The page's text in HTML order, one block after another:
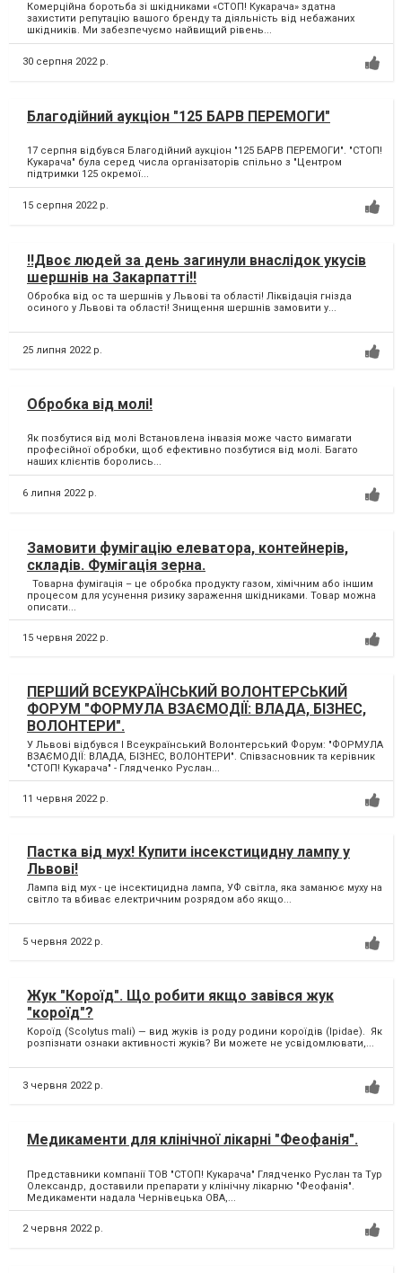
Комерційна боротьба зі шкідниками «СТОП! Кукарача» здатна
захистити репутацію вашого бренду та діяльність від небажаних
шкідників. Ми забезпечуємо найвищий рівень...
30 серпня 2022 р.
Благодійний аукціон "125 БАРВ ПЕРЕМОГИ"
17 серпня відбувся Благодійний аукціон "125 БАРВ ПЕРЕМОГИ". "СТОП!
Кукарача" була серед числа організаторів спільно з "Центром
підтримки 125 окремої...
15 серпня 2022 р.
‼Двоє людей за день загинули внаслідок укусів
шершнів на Закарпатті‼
Обробка від ос та шершнів у Львові та області! Ліквідація гнізда
осиного у Львові та області! Знищення шершнів замовити у...
25 липня 2022 р.
Обробка від молі!
Як позбутися від молі Встановлена інвазія може часто вимагати
професійної обробки, щоб ефективно позбутися від молі. Багато
наших клієнтів боролись...
6 липня 2022 р.
Замовити фумігацію елеватора, контейнерів,
складів. Фумігація зерна.
Товарна фумігація – це обробка продукту газом, хімічним або іншим
процесом для усунення ризику зараження шкідниками. Товар можна
описати...
15 червня 2022 р.
ПЕРШИЙ ВСЕУКРАЇНСЬКИЙ ВОЛОНТЕРСЬКИЙ
ФОРУМ "ФОРМУЛА ВЗАЄМОДІЇ: ВЛАДА, БІЗНЕС,
ВОЛОНТЕРИ".
У Львові відбувся І Всеукраїнський Волонтерський Форум: "ФОРМУЛА
ВЗАЄМОДІЇ: ВЛАДА, БІЗНЕС, ВОЛОНТЕРИ". Співзасновник та керівник
"СТОП! Кукарача" - Глядченко Руслан...
11 червня 2022 р.
Пастка від мух! Купити інсекстицидну лампу у
Львові!
Лампа від мух - це інсектицидна лампа, УФ світла, яка заманює муху на
світло та вбиває електричним розрядом або якщо...
5 червня 2022 р.
Жук "Короїд". Що робити якщо завівся жук
"короїд"?
Короїд (Scolytus mali) — вид жуків із роду родини короїдів (Ipidae). Як
розпізнати ознаки активності жуків? Ви можете не усвідомлювати,...
3 червня 2022 р.
Медикаменти для клінічної лікарні "Феофанія".
Представники компанії ТОВ "СТОП! Кукарача" Глядченко Руслан та Тур
Олександр, доставили препарати у клінічну лікарню "Феофанія".
Медикаменти надала Чернівецька ОВА,...
2 червня 2022 р.